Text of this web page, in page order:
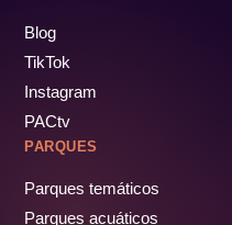
Blog
TikTok
Instagram
PACtv
PARQUES
Parques temáticos
Parques acuáticos